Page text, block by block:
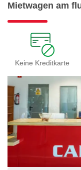
Mietwagen am
Keine Kreditkarte